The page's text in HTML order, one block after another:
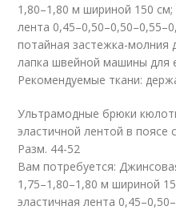
1,80–1,80 м шириной 150
лента
потайная застежка-молния
лапка швейной машины для
Рекомендуемые ткани:
Ультрамодные брюки
эластичной лентой в поясе
Разм. 44-52
Вам потребуется:
1,75–1,80–1,80 м шириной
эластичная лента